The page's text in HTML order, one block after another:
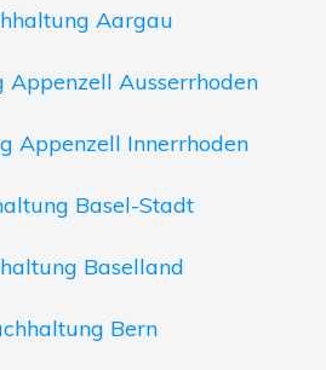
Aargau
Appenzell Ausserrhoden
Appenzell Innerrhoden
Basel-Stadt
Baselland
Bern